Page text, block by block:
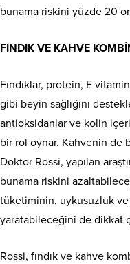
bunama riskini yüzde 20
FINDIK VE KAHVE
Fındıklar, protein, E
gibi beyin sağlığını
antioksidanlar ve kolin
bir rol oynar. Kahvenin de
Doktor Rossi, yapılan
bunama riskini
tüketiminin, uykusuzluk ve
yaratabileceğini de dikkat
Rossi, fındık ve kahve